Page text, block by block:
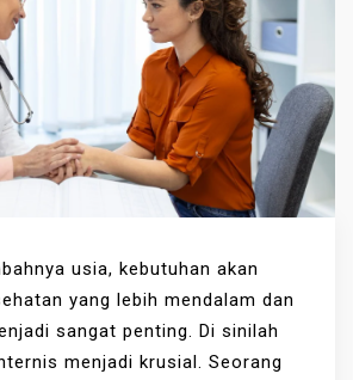
usia, kebutuhan akan
yang lebih mendalam dan
sangat penting. Di sinilah
menjadi krusial. Seorang